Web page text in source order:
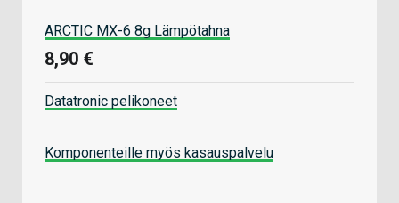
ARCTIC MX-6 8g Lämpötahna
8,90 €
Datatronic pelikoneet
Komponenteille myös kasauspalvelu